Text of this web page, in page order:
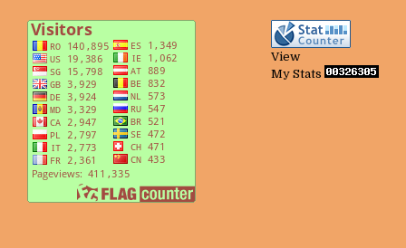
View
My Stats